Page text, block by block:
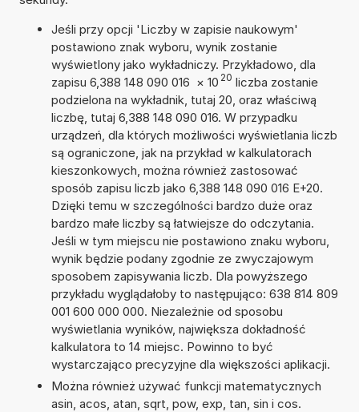
Jeśli przy opcji 'Liczby w zapisie naukowym'
postawiono znak wyboru, wynik zostanie
wyświetlony jako wykładniczy. Przykładowo, dla
zapisu 6,388 148 090 016 × 10 20 liczba zostanie
podzielona na wykładnik, tutaj 20, oraz właściwą
liczbę, tutaj 6,388 148 090 016. W przypadku
urządzeń, dla których możliwości wyświetlania liczb
są ograniczone, jak na przykład w kalkulatorach
kieszonkowych, można również zastosować
sposób zapisu liczb jako 6,388 148 090 016 E+20.
Dzięki temu w szczególności bardzo duże oraz
bardzo małe liczby są łatwiejsze do odczytania.
Jeśli w tym miejscu nie postawiono znaku wyboru,
wynik będzie podany zgodnie ze zwyczajowym
sposobem zapisywania liczb. Dla powyższego
przykładu wyglądałoby to następująco: 638 814 809
001 600 000 000. Niezależnie od sposobu
wyświetlania wyników, największa dokładność
kalkulatora to 14 miejsc. Powinno to być
wystarczająco precyzyjne dla większości aplikacji.
Można również używać funkcji matematycznych
asin, acos, atan, sqrt, pow, exp, tan, sin i cos.